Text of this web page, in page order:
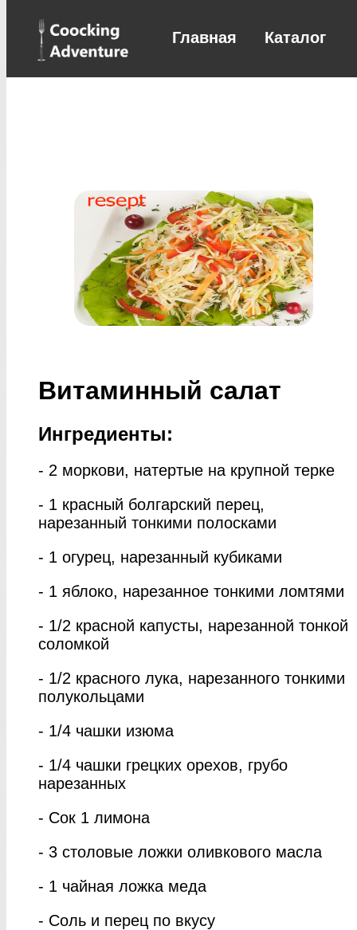
Главная Каталог
Витаминный салат
Ингредиенты:
- 2 моркови, натертые на крупной терке
- 1 красный болгарский перец,
нарезанный тонкими полосками
- 1 огурец, нарезанный кубиками
- 1 яблоко, нарезанное тонкими ломтями
- 1/2 красной капусты, нарезанной тонкой
соломкой
- 1/2 красного лука, нарезанного тонкими
полукольцами
- 1/4 чашки изюма
- 1/4 чашки грецких орехов, грубо
нарезанных
- Сок 1 лимона
- 3 столовые ложки оливкового масла
- 1 чайная ложка меда
- Соль и перец по вкусу